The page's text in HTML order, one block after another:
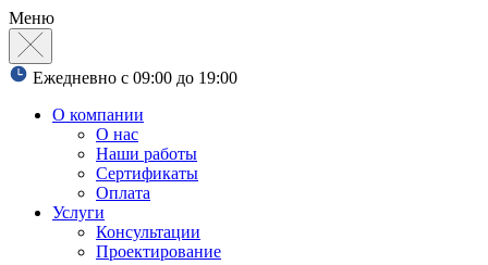
Меню
Ежедневно с 09:00 до 19:00
О компании
О нас
Наши работы
Сертификаты
Оплата
Услуги
Консультации
Проектирование